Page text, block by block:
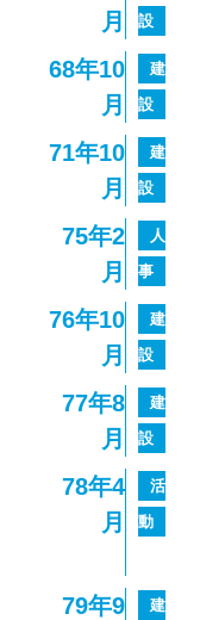
月
設
68年10
月
建
設
71年10
月
建
設
75年2
月
人
事
76年10
月
建
設
77年8
月
建
設
78年4
月
活
動
79年9
建